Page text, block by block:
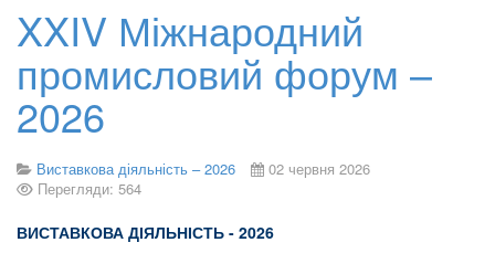
XXIV Міжнародний
промисловий форум –
2026
Виставкова діяльність – 2026
02 червня 2026
Перегляди: 564
ВИСТАВКОВА ДІЯЛЬНІСТЬ - 2026